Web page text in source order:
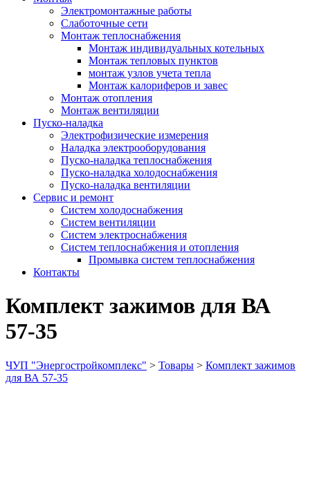
Электромонтажные работы
Слаботочные сети
Монтаж теплоснабжения
Монтаж индивидуальных котельных
Монтаж тепловых пунктов
монтаж узлов учета тепла
Монтаж калориферов и завес
Монтаж отопления
Монтаж вентиляции
Пуско-наладка
Электрофизические измерения
Наладка электрооборудования
Пуско-наладка теплоснабжения
Пуско-наладка холодоснабжения
Пуско-наладка вентиляции
Сервис и ремонт
Систем холодоснабжения
Систем вентиляции
Систем электроснабжения
Систем теплоснабжения и отопления
Промывка систем теплоснабжения
Контакты
Комплект зажимов для ВА
57-35
ЧУП "Энергостройкомплекс" > Товары > Комплект зажимов
для ВА 57-35